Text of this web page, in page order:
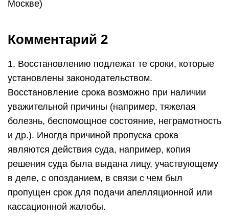
Москве)
Комментарий 2
1. Восстановлению подлежат те сроки, которые
установлены законодательством.
Восстановление срока возможно при наличии
уважительной причины (например, тяжелая
болезнь, беспомощное состояние, неграмотность
и др.). Иногда причиной пропуска срока
являются действия суда, например, копия
решения суда была выдана лицу, участвующему
в деле, с опозданием, в связи с чем был
пропущен срок для подачи апелляционной или
кассационной жалобы.